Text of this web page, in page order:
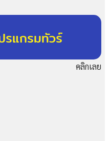
รแกรมทัวร์